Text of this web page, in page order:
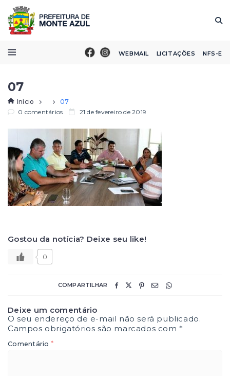
WEBMAIL LICITAÇÕES NFS-E
07
Início
07
0 comentários
21 de fevereiro de 2019
Gostou da notícia? Deixe seu like!
0
COMPARTILHAR
Deixe um comentário
O seu endereço de e-mail não será publicado.
Campos obrigatórios são marcados com*
Comentário *